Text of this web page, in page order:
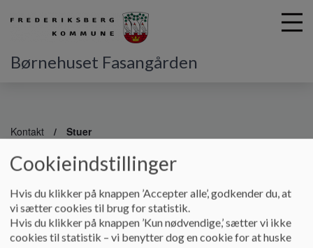
t
Børnehuset Fasangården
Kontakt Stuer
Stuer
Vuggestue
Haren: 2898 1343
Cookieindstillinger
Hvis du klikker på knappen ’Accepter alle’, godkender du, at
vi sætter cookies til brug for statistik.
Hvis du klikker på knappen ’Kun nødvendige,’ sætter vi ikke
cookies til statistik – vi benytter dog en cookie for at huske